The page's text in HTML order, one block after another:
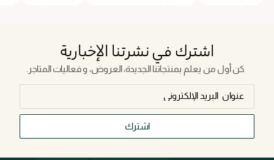
اشترك في نشرتنا الإخبارية
كن أول من يعلم بمنتجاتنا الجديدة، العروض، و فعاليات المتاجر.
اشترك